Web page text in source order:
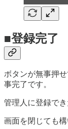
■登録完了
ボタンが無事押
事完了です。
管理人に登録で
画面を閉じても構